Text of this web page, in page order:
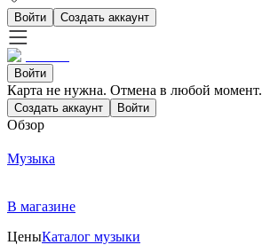
Войти Создать аккаунт
Войти
Карта не нужна. Отмена в любой момент.
Создать аккаунт Войти
Обзор
Музыка
В магазине
ЦеныКаталог музыки